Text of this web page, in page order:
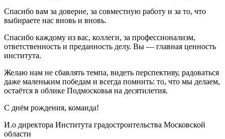
Спасибо вам за доверие, за совместную работу и за то, что
выбираете нас вновь и вновь.
Спасибо каждому из вас, коллеги, за профессионализм,
ответственность и преданность делу. Вы — главная ценность
института.
Желаю нам не сбавлять темпа, видеть перспективу, радоваться
даже маленьким победам и всегда помнить: то, что мы делаем,
остаётся в облике Подмосковья на десятилетия.
С днём рождения, команда!
И.о директора Института градостроительства Московской
области